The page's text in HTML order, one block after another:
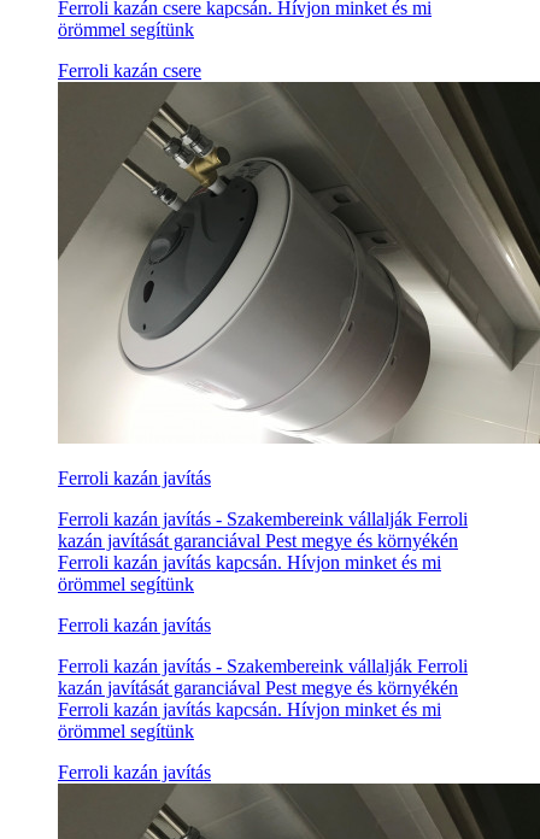
Ferroli kazán csere kapcsán. Hívjon minket és mi
örömmel segítünk
Ferroli kazán csere
Ferroli kazán javítás
Ferroli kazán javítás - Szakembereink vállalják Ferroli
kazán javítását garanciával Pest megye és környékén
Ferroli kazán javítás kapcsán. Hívjon minket és mi
örömmel segítünk
Ferroli kazán javítás
Ferroli kazán javítás - Szakembereink vállalják Ferroli
kazán javítását garanciával Pest megye és környékén
Ferroli kazán javítás kapcsán. Hívjon minket és mi
örömmel segítünk
Ferroli kazán javítás